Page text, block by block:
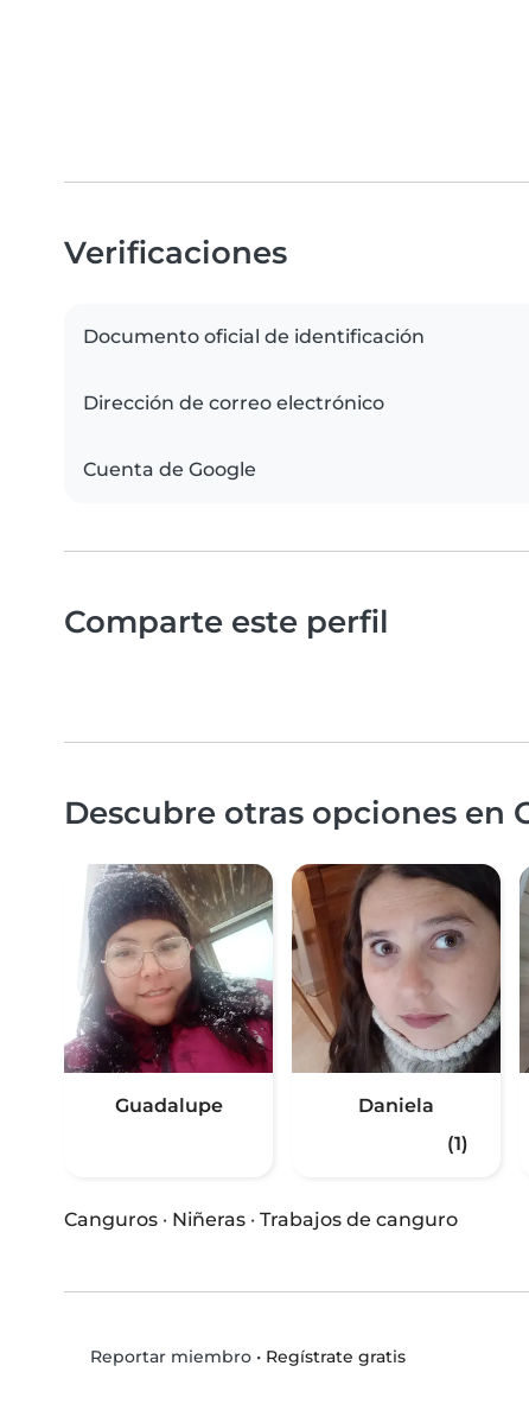
Verificaciones
Documento oficial de identificación
Dirección de correo electrónico
Cuenta de Google
Comparte este perfil
Descubre otras opciones en
Guadalupe
Daniela
(1)
Canguros · Niñeras · Trabajos de canguro
Reportar miembro• Regístrate gratis